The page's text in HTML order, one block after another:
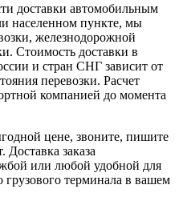
доставки автомобильным
населенном пункте, мы
железнодорожной
Стоимость доставки в
и стран СНГ зависит от
перевозки. Расчет
компанией до момента
цене, звоните, пишите
Доставка заказа
или любой удобной для
грузового терминала в вашем